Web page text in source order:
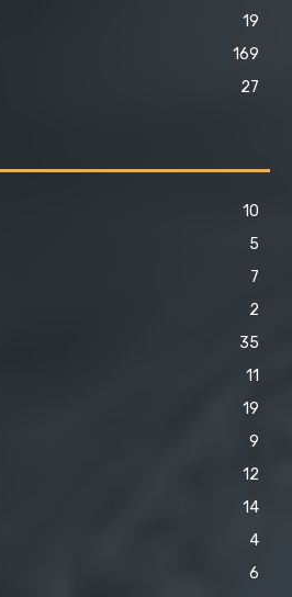
19
169
27
10
5
7
2
35
11
19
9
12
14
4
6